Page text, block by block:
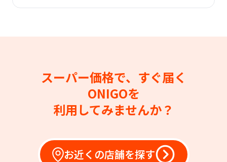
スーパー価格で、すぐ届く
ONIGOを
利用してみませんか？
お近くの店舗を探す